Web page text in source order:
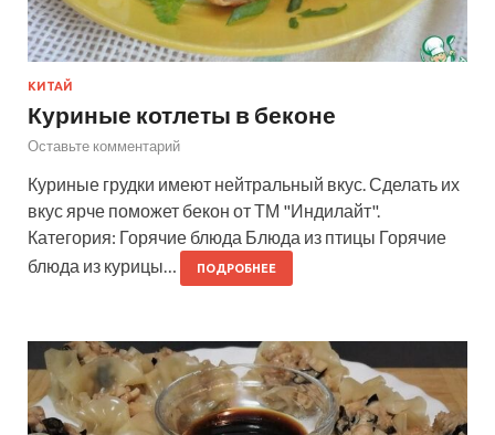
КИТАЙ
Куриные котлеты в беконе
Оставьте комментарий
Куриные грудки имеют нейтральный вкус. Сделать их
вкус ярче поможет бекон от ТМ "Индилайт".
Категория: Горячие блюда Блюда из птицы Горячие
блюда из курицы…
ПОДРОБНЕЕ